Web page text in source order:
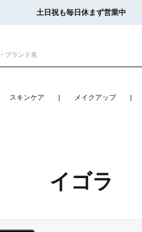
土日祝も毎日休まず営業中
スキンケア メイクアップ
イゴラ